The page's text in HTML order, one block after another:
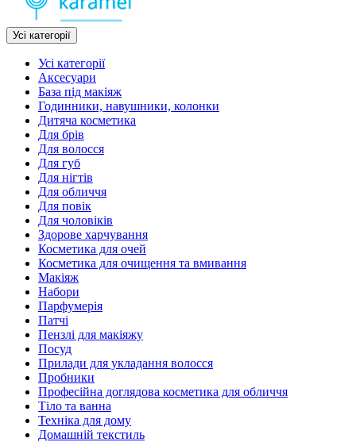
Усі категорії
Усі категорії
Аксесуари
База під макіяж
Годинники, навушники, колонки
Дитяча косметика
Для брів
Для волосся
Для губ
Для нігтів
Для обличчя
Для повік
Для чоловіків
Здорове харчування
Косметика для очей
Косметика для очищення та вмивання
Макіяж
Набори
Парфумерія
Патчі
Пензлі для макіяжу
Посуд
Прилади для укладання волосся
Пробники
Професійна доглядова косметика для обличчя
Тіло та ванна
Техніка для дому
Домашній текстиль